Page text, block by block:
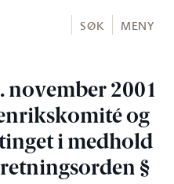
SØK MENY
november 2001
og
i medhold
§